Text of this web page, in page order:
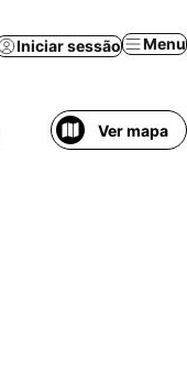
Iniciar sessão Menu
Ver mapa